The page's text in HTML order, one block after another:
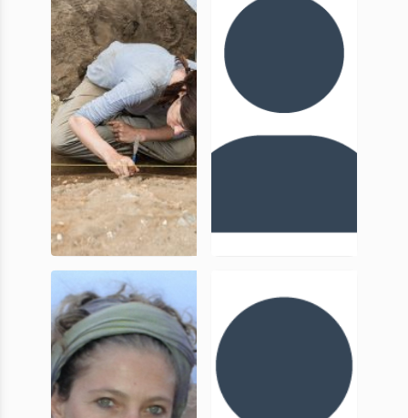
Valentina
Villa
CR, CNRS
Alarashi